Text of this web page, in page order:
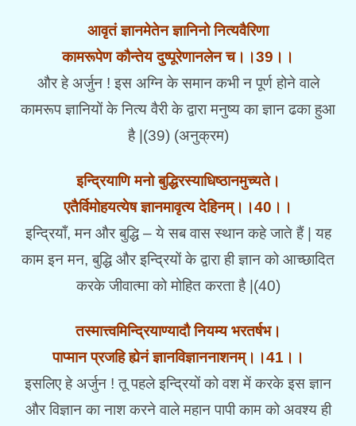
आवृतं ज्ञानमेतेन ज्ञानिनो नित्यवैरिणा
कामरूपेण कौन्तेय दुष्पूरेणानलेन च।।39।।
और हे अर्जुन ! इस अग्नि के समान कभी न पूर्ण होने वाले
कामरूप ज्ञानियों के नित्य वैरी के द्वारा मनुष्य का ज्ञान ढका हुआ
है |(39) (अनुक्रम)
इन्द्रियाणि मनो बुद्धिरस्याधिष्ठानमुच्यते।
एतैर्विमोहयत्येष ज्ञानमावृत्य देहिनम्।।40।।
इन्द्रियाँ, मन और बुद्धि – ये सब वास स्थान कहे जाते हैं | यह
काम इन मन, बुद्धि और इन्द्रियों के द्वारा ही ज्ञान को आच्छादित
करके जीवात्मा को मोहित करता है |(40)
तस्मात्त्वमिन्द्रियाण्यादौ नियम्य भरतर्षभ।
पाप्मान प्रजहि ह्येनं ज्ञानविज्ञाननाशनम्।।41।।
इसलिए हे अर्जुन ! तू पहले इन्द्रियों को वश में करके इस ज्ञान
और विज्ञान का नाश करने वाले महान पापी काम को अवश्य ही